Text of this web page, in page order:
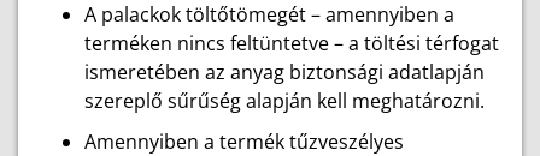
A palackok töltőtömegét – amennyiben a
terméken nincs feltüntetve – a töltési térfogat
ismeretében az anyag biztonsági adatlapján
szereplő sűrűség alapján kell meghatározni.
Amennyiben a termék tűzveszélyes